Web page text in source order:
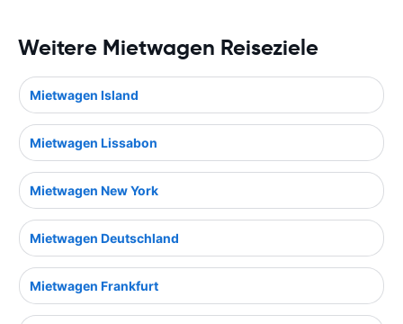
Weitere Mietwagen Reiseziele
Mietwagen Island
Mietwagen Lissabon
Mietwagen New York
Mietwagen Deutschland
Mietwagen Frankfurt